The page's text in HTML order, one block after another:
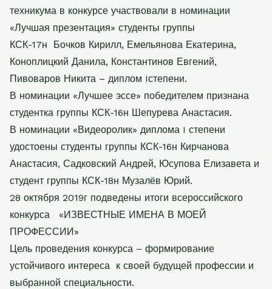
техникума в конкурсе участвовали в номинации
«Лучшая презентация» студенты группы
КСК-17н Бочков Кирилл, Емельянова Екатерина,
Коноплицкий Данила, Константинов Евгений,
Пивоваров Никита – диплом Iстепени.
В номинации «Лучшее эссе» победителем признана
студентка группы КСК-16н Шепурева Анастасия.
В номинации «Видеоролик» диплома I степени
удостоены студенты группы КСК-16н Кирчанова
Анастасия, Садковский Андрей, Юсупова Елизавета и
студент группы КСК-18н Музалёв Юрий.
28 октября 2019г подведены итоги всероссийского
конкурса «ИЗВЕСТНЫЕ ИМЕНА В МОЕЙ
ПРОФЕССИИ»
Цель проведения конкурса – формирование
устойчивого интереса к своей будущей профессии и
выбранной специальности.